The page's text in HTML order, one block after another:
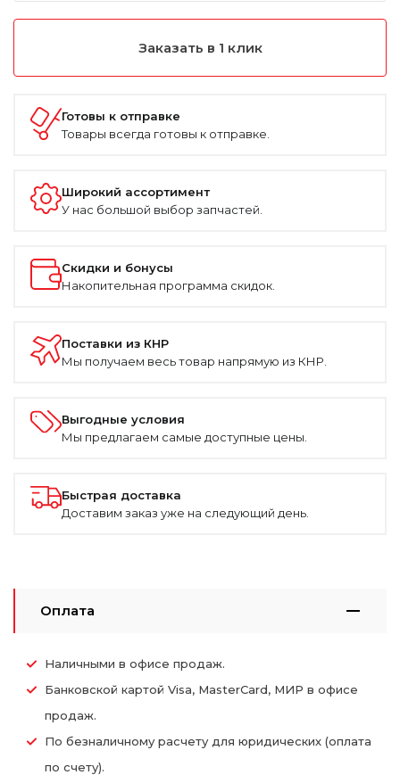
Заказать в 1 клик
Готовы к отправке
Товары всегда готовы к отправке.
Широкий ассортимент
У нас большой выбор запчастей.
Скидки и бонусы
Накопительная программа скидок.
Поставки из КНР
Мы получаем весь товар напрямую из КНР.
Выгодные условия
Мы предлагаем самые доступные цены.
Быстрая доставка
Доставим заказ уже на следующий день.
Оплата
Наличными в офисе продаж.
Банковской картой Visa, MasterCard, МИР в офисе
продаж.
По безналичному расчету для юридических (оплата
по счету).